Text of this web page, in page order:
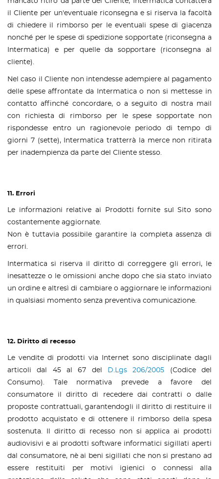
il Cliente per un'eventuale riconsegna e si riserva la facoltà
di chiedere il rimborso per le eventuali spese di giacenza
nonché per le spese di spedizione sopportate (riconsegna a
Intermatica) e per quelle da sopportare (riconsegna al
cliente).
Nel caso il Cliente non intendesse adempiere al pagamento
delle spese affrontate da Intermatica o non si mettesse in
contatto affinché concordare, o a seguito di nostra mail
con richiesta di rimborso per le spese sopportate non
rispondesse entro un ragionevole periodo di tempo di
giorni 7 (sette), Intermatica tratterrà la merce non ritirata
per inadempienza da parte del Cliente stesso.
11. Errori
Le informazioni relative ai Prodotti fornite sul Sito sono
costantemente aggiornate.
Non è tuttavia possibile garantire la completa assenza di
errori.
Intermatica si riserva il diritto di correggere gli errori, le
inesattezze o le omissioni anche dopo che sia stato inviato
un ordine e altresì di cambiare o aggiornare le informazioni
in qualsiasi momento senza preventiva comunicazione.
12. Diritto di recesso
Le vendite di prodotti via Internet sono disciplinate dagli
articoli dal 45 al 67 del
D.Lgs 206/2005 (Codice del
Consumo). Tale normativa prevede a favore del
consumatore il diritto di recedere dai contratti o dalle
proposte contrattuali, garantendogli il diritto di restituire il
prodotto acquistato e di ottenere il rimborso della spesa
sostenuta. Il diritto di recesso non si applica ai prodotti
audiovisivi e ai prodotti software informatici sigillati aperti
dal consumatore, nè ai beni sigillati che non si prestano ad
essere restituiti per motivi igienici o connessi alla